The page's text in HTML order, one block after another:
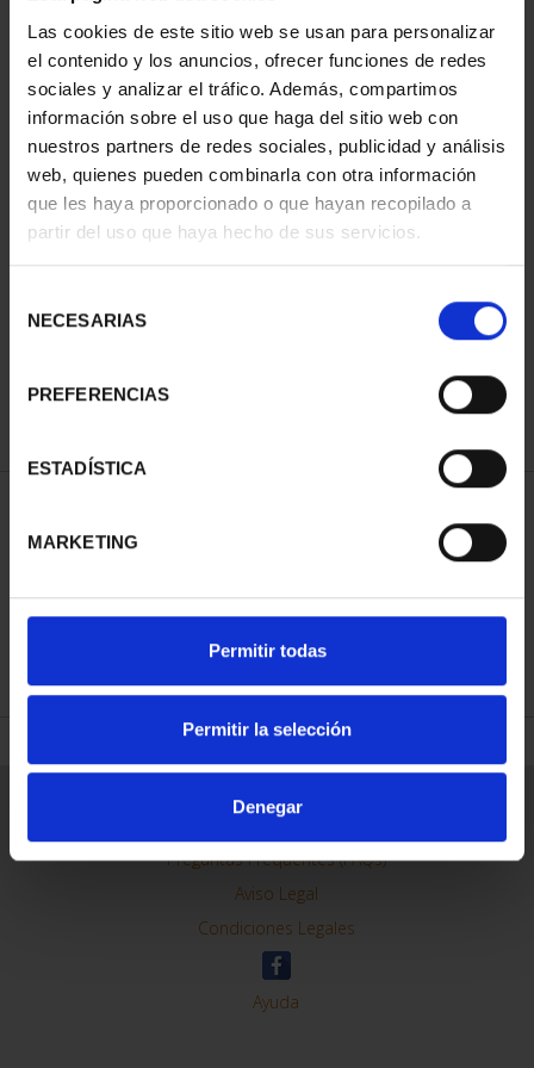
Las cookies de este sitio web se usan para personalizar
el contenido y los anuncios, ofrecer funciones de redes
sociales y analizar el tráfico. Además, compartimos
información sobre el uso que haga del sitio web con
nuestros partners de redes sociales, publicidad y análisis
web, quienes pueden combinarla con otra información
que les haya proporcionado o que hayan recopilado a
partir del uso que haya hecho de sus servicios.
NECESARIAS
PREFERENCIAS
ESTADÍSTICA
MARKETING
Permitir todas
Permitir la selección
Denegar
CAPITALES DE
PROVINCIA COLECCION
3.796,00 €
REFINAR
Información General
Contacto
Preguntas Frequentes (FAQs)
Aviso Legal
Condiciones Legales
Ayuda